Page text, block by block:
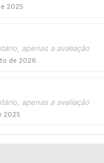
2025
apenas a avaliação
de 2026
apenas a avaliação
2025